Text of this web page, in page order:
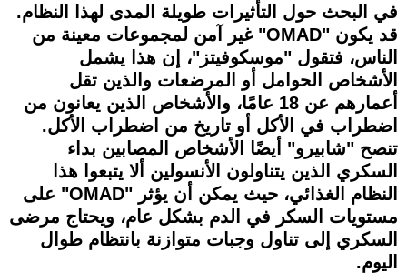
في البحث حول التأثيرات طويلة المدى لهذا النظام.
قد يكون "OMAD" غير آمن لمجموعات معينة من
الناس، فتقول "موسكوفيتز"، إن هذا يشمل
الأشخاص الحوامل أو المرضعات والذين تقل
أعمارهم عن 18 عامًا، والأشخاص الذين يعانون من
اضطراب في الأكل أو تاريخ من اضطراب الأكل.
تنصح "شابيرو" أيضًا الأشخاص المصابين بداء
السكري الذين يتناولون الأنسولين ألا يتبعوا هذا
النظام الغذائي، حيث يمكن أن يؤثر "OMAD" على
مستويات السكر في الدم بشكل عام، ويحتاج مرضى
السكري إلى تناول وجبات متوازنة بانتظام طوال
اليوم.